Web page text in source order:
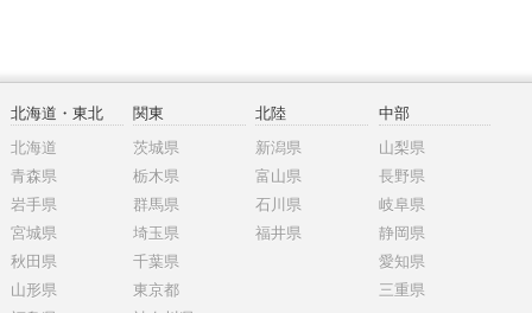
北海道・東北
北海道
青森県
岩手県
宮城県
秋田県
山形県
関東
茨城県
栃木県
群馬県
埼玉県
千葉県
東京都
北陸
新潟県
富山県
石川県
福井県
中部
山梨県
長野県
岐阜県
静岡県
愛知県
三重県